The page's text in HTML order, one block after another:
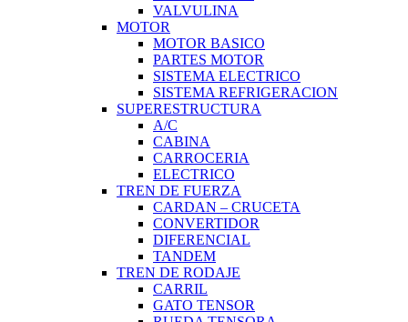
VALVULINA
MOTOR
MOTOR BASICO
PARTES MOTOR
SISTEMA ELECTRICO
SISTEMA REFRIGERACION
SUPERESTRUCTURA
A/C
CABINA
CARROCERIA
ELECTRICO
TREN DE FUERZA
CARDAN – CRUCETA
CONVERTIDOR
DIFERENCIAL
TANDEM
TREN DE RODAJE
CARRIL
GATO TENSOR